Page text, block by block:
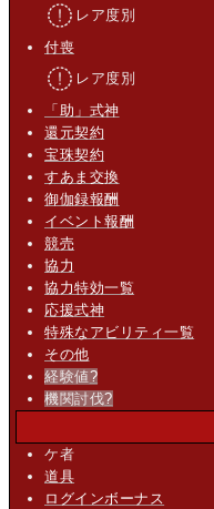
レア度別
付喪
レア度別
「助」式神
還元契約
宝珠契約
すあま交換
御伽録報酬
イベント報酬
競売
協力
協力特効一覧
応援式神
特殊なアビリティ一覧
その他
経験値?
機関討伐?
ケ者
道具
ログインボーナス